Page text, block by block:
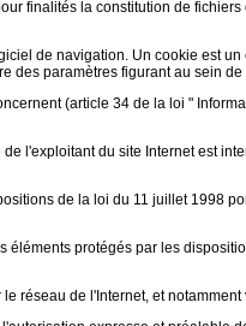
finalités la constitution de
de navigation. Un cookie est
des paramètres figurant au sein
(article 34 de la loi "
l'exploitant du site Internet est
de la loi du 11 juillet
protégés par les
réseau de l'Internet, et